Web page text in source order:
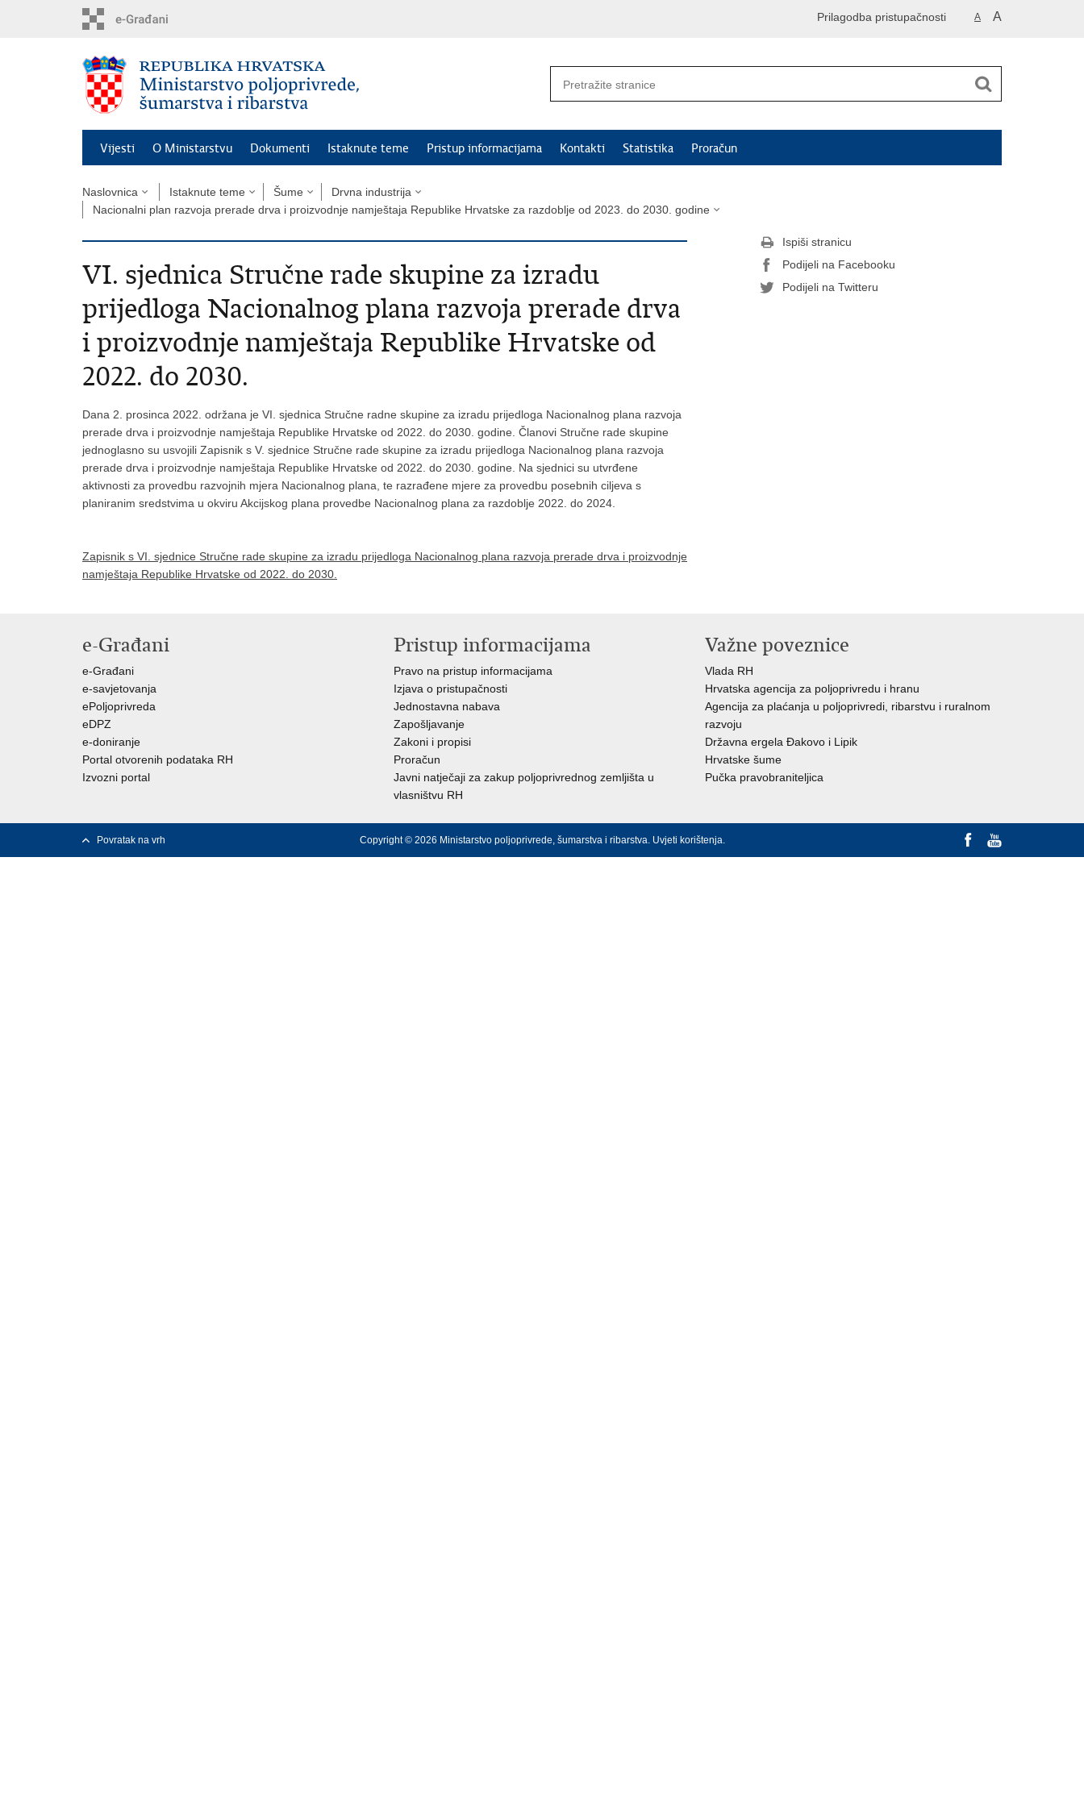
A A
Prilagodba pristupačnosti
Vijesti O Ministarstvu Dokumenti Istaknute teme Pristup informacijama Kontakti Statistika Proračun
Naslovnica Istaknute teme Šume
Drvna industrija
Nacionalni plan razvoja prerade drva i proizvodnje namještaja Republike Hrvatske za razdoblje od 2023. do 2030. godine
VI. sjednica Stručne rade skupine za izradu
prijedloga Nacionalnog plana razvoja prerade drva
i proizvodnje namještaja Republike Hrvatske od
2022. do 2030.
Dana 2. prosinca 2022. održana je VI. sjednica Stručne radne skupine za izradu prijedloga Nacionalnog plana razvoja
prerade drva i proizvodnje namještaja Republike Hrvatske od 2022. do 2030. godine. Članovi Stručne rade skupine
jednoglasno su usvojili Zapisnik s V. sjednice Stručne rade skupine za izradu prijedloga Nacionalnog plana razvoja
prerade drva i proizvodnje namještaja Republike Hrvatske od 2022. do 2030. godine. Na sjednici su utvrđene
aktivnosti za provedbu razvojnih mjera Nacionalnog plana, te razrađene mjere za provedbu posebnih ciljeva s
planiranim sredstvima u okviru Akcijskog plana provedbe Nacionalnog plana za razdoblje 2022. do 2024.
Zapisnik s VI. sjednice Stručne rade skupine za izradu prijedloga Nacionalnog plana razvoja prerade drva i proizvodnje
namještaja Republike Hrvatske od 2022. do 2030.
Ispiši stranicu
Podijeli na Facebooku
Podijeli na Twitteru
e-Građani
e-Građani
e-savjetovanja
ePoljoprivreda
eDPZ
e-doniranje
Portal otvorenih podataka RH
Izvozni portal
Pristup informacijama
Pravo na pristup informacijama
Izjava o pristupačnosti
Jednostavna nabava
Zapošljavanje
Zakoni i propisi
Proračun
Javni natječaji za zakup poljoprivrednog zemljišta u
vlasništvu RH
Važne poveznice
Vlada RH
Hrvatska agencija za poljoprivredu i hranu
Agencija za plaćanja u poljoprivredi, ribarstvu i ruralnom
razvoju
Državna ergela Đakovo i Lipik
Hrvatske šume
Pučka pravobraniteljica
Povratak na vrh Copyright © 2026 Ministarstvo poljoprivrede, šumarstva i ribarstva. Uvjeti korištenja.